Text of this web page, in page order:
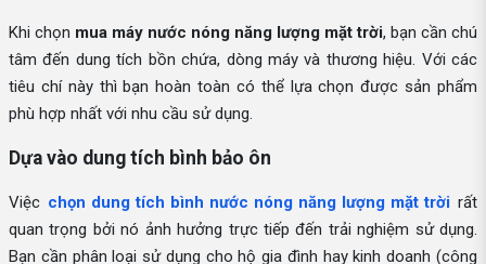
Khi chọn mua máy nước nóng năng lượng mặt trời, bạn cần chú
tâm đến dung tích bồn chứa, dòng máy và thương hiệu. Với các
tiêu chí này thì bạn hoàn toàn có thể lựa chọn được sản phẩm
phù hợp nhất với nhu cầu sử dụng.
Dựa vào dung tích bình bảo ôn
Việc chọn dung tích bình nước nóng năng lượng mặt trời rất
quan trọng bởi nó ảnh hưởng trực tiếp đến trải nghiệm sử dụng.
Bạn cần phân loại sử dụng cho hộ gia đình hay kinh doanh (công